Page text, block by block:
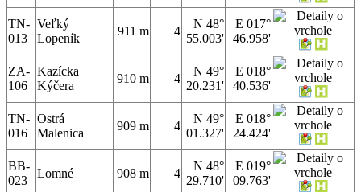
TN-
013
Veľký
Lopeník
911 m 4
N 48°
55.003'
E 017°
46.958'
ZA-
106
Kazícka
Kýčera
910 m 4
N 49°
20.231'
E 018°
40.536'
TN-
016
Ostrá
Malenica
909 m 4
N 49°
01.327'
E 018°
24.424'
BB-
023
Lomné 908 m 4
N 48°
29.710'
E 019°
09.763'